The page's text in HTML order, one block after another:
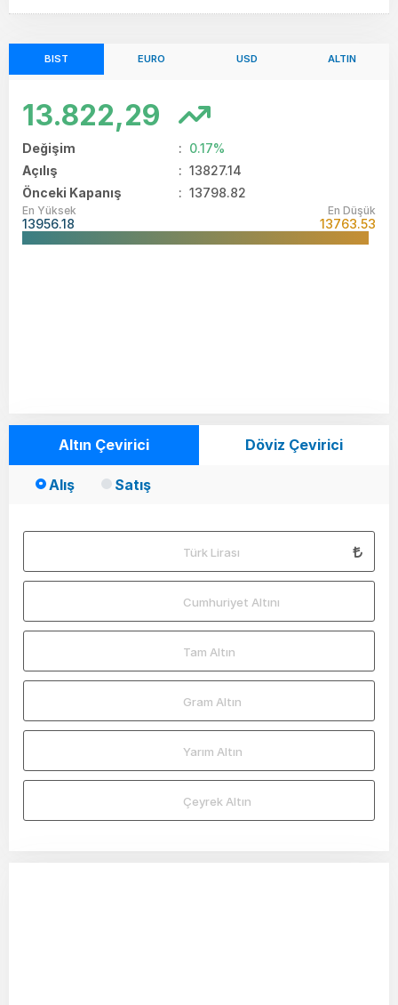
BIST EURO USD ALTIN
13.822,29
Değişim : 0.17%
Açılış
: 13827.14
Önceki Kapanış
: 13798.82
En Yüksek
13956.18
En Düşük
13763.53
Altın Çevirici Döviz Çevirici
Alış Satış
Türk Lirası
Cumhuriyet Altını
Tam Altın
Gram Altın
Yarım Altın
Çeyrek Altın